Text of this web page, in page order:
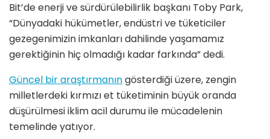
Bit’de enerji ve sürdürülebilirlik başkanı Toby Park,
“Dünyadaki hükümetler, endüstri ve tüketiciler
gezegenimizin imkanları dahilinde yaşamamız
gerektiğinin hiç olmadığı kadar farkında” dedi.
Güncel bir araştırmanıngösterdiği üzere, zengin
milletlerdeki kırmızı et tüketiminin büyük oranda
düşürülmesi iklim acil durumu ile mücadelenin
temelinde yatıyor.